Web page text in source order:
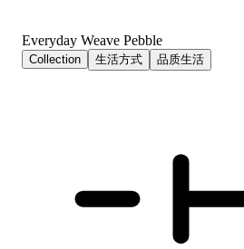
Everyday Weave Pebble
Collection 生活方式 品质生活